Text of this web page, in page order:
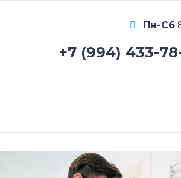
Пн-Сб
+7 (994) 433-